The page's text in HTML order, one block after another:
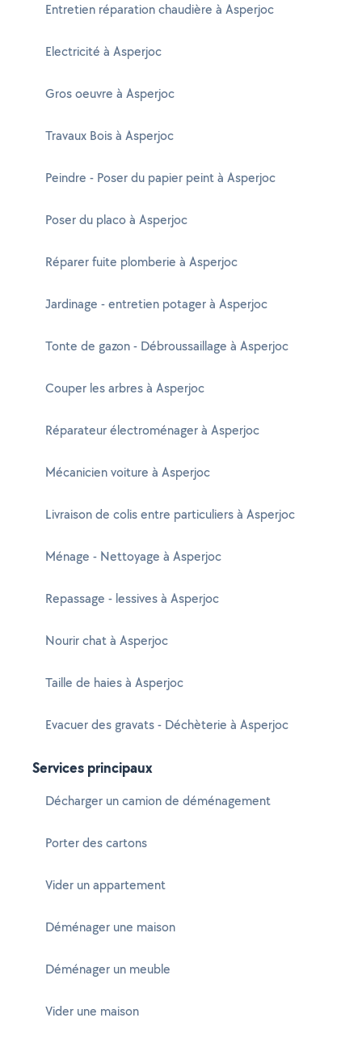
Entretien réparation chaudière à Asperjoc
Electricité à Asperjoc
Gros oeuvre à Asperjoc
Travaux Bois à Asperjoc
Peindre - Poser du papier peint à Asperjoc
Poser du placo à Asperjoc
Réparer fuite plomberie à Asperjoc
Jardinage - entretien potager à Asperjoc
Tonte de gazon - Débroussaillage à Asperjoc
Couper les arbres à Asperjoc
Réparateur électroménager à Asperjoc
Mécanicien voiture à Asperjoc
Livraison de colis entre particuliers à Asperjoc
Ménage - Nettoyage à Asperjoc
Repassage - lessives à Asperjoc
Nourir chat à Asperjoc
Taille de haies à Asperjoc
Evacuer des gravats - Déchèterie à Asperjoc
Services principaux
Décharger un camion de déménagement
Porter des cartons
Vider un appartement
Déménager une maison
Déménager un meuble
Vider une maison